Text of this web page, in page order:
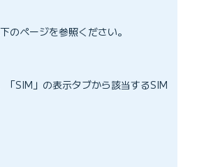
のページを参照ください。
SIM」の表示タブから該当するSIM